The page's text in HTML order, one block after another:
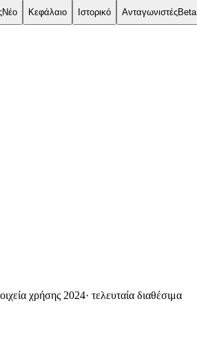
Νέο Κεφάλαιο Ιστορικό ΑνταγωνιστέςBeta
χρήσης 2024· τελευταία διαθέσιμα